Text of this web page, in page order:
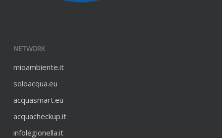
NETWORK
mioambiente.it
soloacqua.eu
acquasmart.eu
acquacheckup.it
infolegionella.it